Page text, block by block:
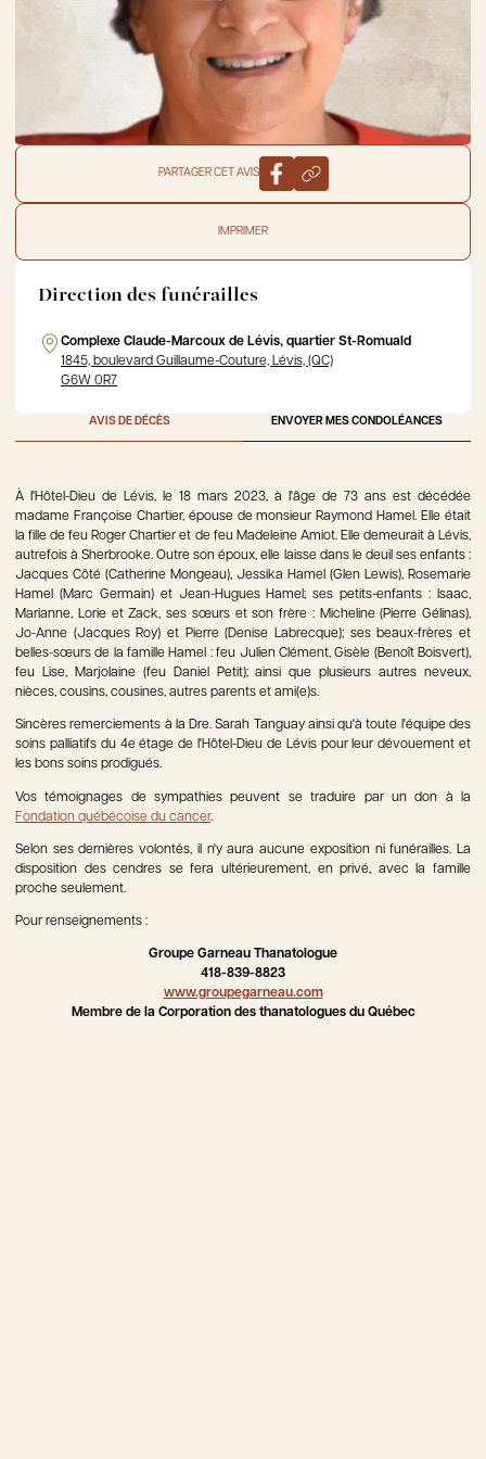
PARTAGER CET AVIS
IMPRIMER
Direction des funérailles
Complexe Claude-Marcoux de Lévis, quartier St-Romuald
1845, boulevard Guillaume-Couture, Lévis, (QC)
G6W 0R7
AVIS DE DÉCÈS ENVOYER MES CONDOLÉANCES
À l'Hôtel-Dieu de Lévis, le 18 mars 2023, à l'âge de 73 ans est décédée
madame Françoise Chartier, épouse de monsieur Raymond Hamel. Elle était
la fille de feu Roger Chartier et de feu Madeleine Amiot. Elle demeurait à Lévis,
autrefois à Sherbrooke. Outre son époux, elle laisse dans le deuil ses enfants :
Jacques Côté (Catherine Mongeau), Jessika Hamel (Glen Lewis), Rosemarie
Hamel (Marc Germain) et Jean-Hugues Hamel; ses petits-enfants : Isaac,
Marianne, Lorie et Zack, ses sœurs et son frère : Micheline (Pierre Gélinas),
Jo-Anne (Jacques Roy) et Pierre (Denise Labrecque); ses beaux-frères et
belles-sœurs de la famille Hamel : feu Julien Clément, Gisèle (Benoît Boisvert),
feu Lise, Marjolaine (feu Daniel Petit); ainsi que plusieurs autres neveux,
nièces, cousins, cousines, autres parents et ami(e)s.
Sincères remerciements à la Dre. Sarah Tanguay ainsi qu'à toute l'équipe des
soins palliatifs du 4e étage de l'Hôtel-Dieu de Lévis pour leur dévouement et
les bons soins prodigués.
Vos témoignages de sympathies peuvent se traduire par un don à la
Fondation québécoise du cancer.
Selon ses dernières volontés, il n'y aura aucune exposition ni funérailles. La
disposition des cendres se fera ultérieurement, en privé, avec la famille
proche seulement.
Pour renseignements :
Groupe Garneau Thanatologue
418-839-8823
www.groupegarneau.com
Membre de la Corporation des thanatologues du Québec